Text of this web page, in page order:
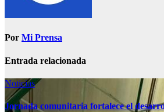
Por Mi Prensa
Entrada relacionada
Noticias
Jornada comunitaria fortalece el